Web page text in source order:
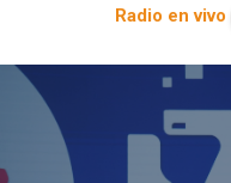
Radio en vivo